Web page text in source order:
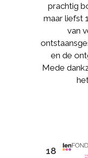
prachtig
maar liefst
van
en de
Mede
18